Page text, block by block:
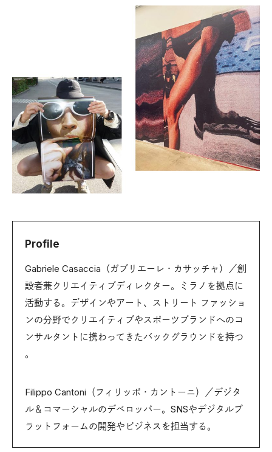
Profile
Gabriele Casaccia（ガブリエーレ・カサッチャ）／創
設者兼クリエイティブディレクター。ミラノを拠点に
活動する。デザインやアート、ストリート ファッショ
ンの分野でクリエイティブやスポーツブランドへのコ
ンサルタントに携わってきたバックグラウンドを持つ
。
Filippo Cantoni（フィリッポ・カントーニ）／デジタ
ル＆コマーシャルのデベロッパー。SNSやデジタルプ
ラットフォームの開発やビジネスを担当する。